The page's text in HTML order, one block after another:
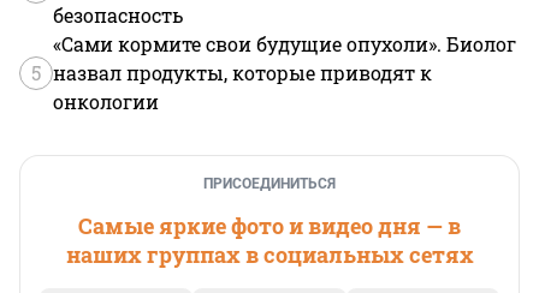
безопасность
5
«Сами кормите свои будущие опухоли». Биолог
назвал продукты, которые приводят к
онкологии
ПРИСОЕДИНИТЬСЯ
Самые яркие фото и видео дня — в
наших группах в социальных сетях